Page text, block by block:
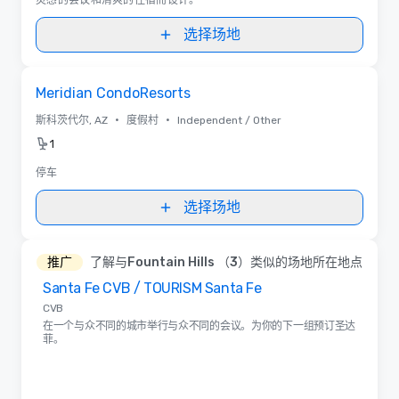
选择场地
Meridian CondoResorts
斯科茨代尔, AZ • 度假村 • Independent / Other
1
停车
选择场地
推广 了解与Fountain Hills （3）类似的场地所在地点
Removed from favorites
Santa Fe CVB / TOURISM Santa Fe
CVB
在一个与众不同的城市举行与众不同的会议。为你的下一组预订圣达
菲。